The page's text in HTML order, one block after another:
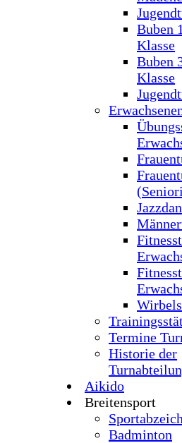
Buben
Klasse
Buben
Klasse
Termine
Historie der
Aikido
Breitensport
Badminton